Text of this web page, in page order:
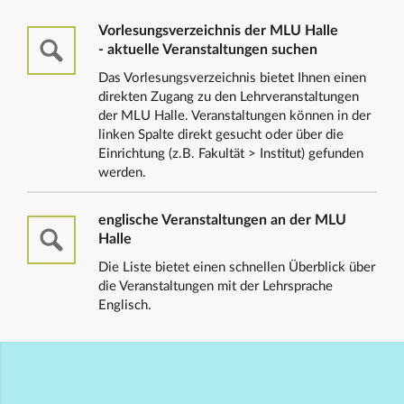
Vorlesungsverzeichnis der MLU Halle
- aktuelle Veranstaltungen suchen
Das Vorlesungsverzeichnis bietet Ihnen einen
direkten Zugang zu den Lehrveranstaltungen
der MLU Halle. Veranstaltungen können in der
linken Spalte direkt gesucht oder über die
Einrichtung (z.B. Fakultät > Institut) gefunden
werden.
englische Veranstaltungen an der MLU
Halle
Die Liste bietet einen schnellen Überblick über
die Veranstaltungen mit der Lehrsprache
Englisch.